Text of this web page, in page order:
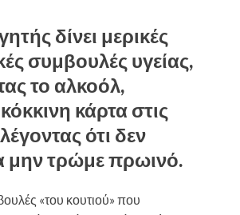
δίνει μερικές
συμβουλές υγείας,
το αλκοόλ,
κάρτα στις
ότι δεν
μην τρώμε πρωινό.
«του κουτιού» που